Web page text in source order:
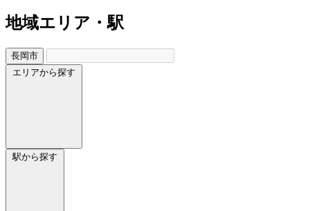
地域エリア・駅
長岡市
エリアから探す
駅から探す